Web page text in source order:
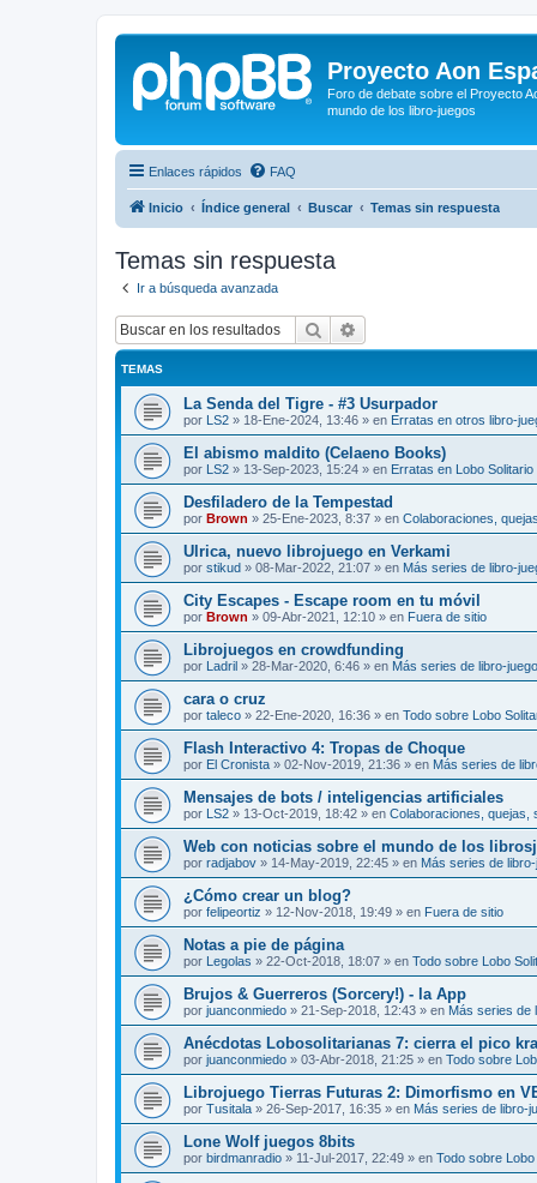
Proyecto Aon
Foro de debate sobre el Proyecto
mundo de los libro-juegos
Enlaces rápidos FAQ
Inicio Índice general Buscar Temas sin respuesta
Temas sin respuesta
Ir a búsqueda avanzada
Buscar
TEMAS
La Senda del Tigre - #3 Usurpador
por LS2 » 18-Ene-2024, 13:46 » en Erratas en otros libro-
El abismo maldito (Celaeno Books)
por LS2 » 13-Sep-2023, 15:24 » en Erratas en Lobo Solitario
Desfiladero de la Tempestad
por Brown » 25-Ene-2023, 8:37 » en Colaboraciones,
Ulrica, nuevo librojuego en Verkami
por stikud » 08-Mar-2022, 21:07 » en Más series de libro-
City Escapes - Escape room en tu móvil
por Brown » 09-Abr-2021, 12:10 » en Fuera de sitio
Librojuegos en crowdfunding
por Ladril » 28-Mar-2020, 6:46 » en Más series de libro-
cara o cruz
por taleco » 22-Ene-2020, 16:36 » en Todo sobre Lobo
Flash Interactivo 4: Tropas de Choque
por El Cronista » 02-Nov-2019, 21:36 » en Más series de
Mensajes de bots / inteligencias artificiales
por LS2 » 13-Oct-2019, 18:42 » en Colaboraciones, quejas,
Web con noticias sobre el mundo de los
por radjabov » 14-May-2019, 22:45 » en Más series de
¿Cómo crear un blog?
por felipeortiz » 12-Nov-2018, 19:49 » en Fuera de sitio
Notas a pie de página
por Legolas » 22-Oct-2018, 18:07 » en Todo sobre Lobo
Brujos & Guerreros (Sorcery!) - la App
por juanconmiedo » 21-Sep-2018, 12:43 » en Más series de
Anécdotas Lobosolitarianas 7: cierra el pico
por juanconmiedo » 03-Abr-2018, 21:25 » en Todo sobre
Librojuego Tierras Futuras 2: Dimorfismo en
por Tusitala » 26-Sep-2017, 16:35 » en Más series de libro-
Lone Wolf juegos 8bits
por birdmanradio » 11-Jul-2017, 22:49 » en Todo sobre Lobo